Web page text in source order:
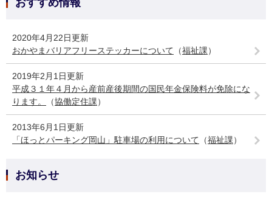
おすすめ情報
2020年4月22日更新
おかやまバリアフリーステッカーについて （福祉課）
2019年2月1日更新
平成３１年４月から産前産後期間の国民年金保険料が免除にな
ります。
（協働定住課）
2013年6月1日更新
「ほっとパーキング岡山」駐車場の利用について （福祉課）
お知らせ